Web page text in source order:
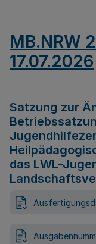
MB.NRW
17.07.2026
Satzung zur
das LWL-